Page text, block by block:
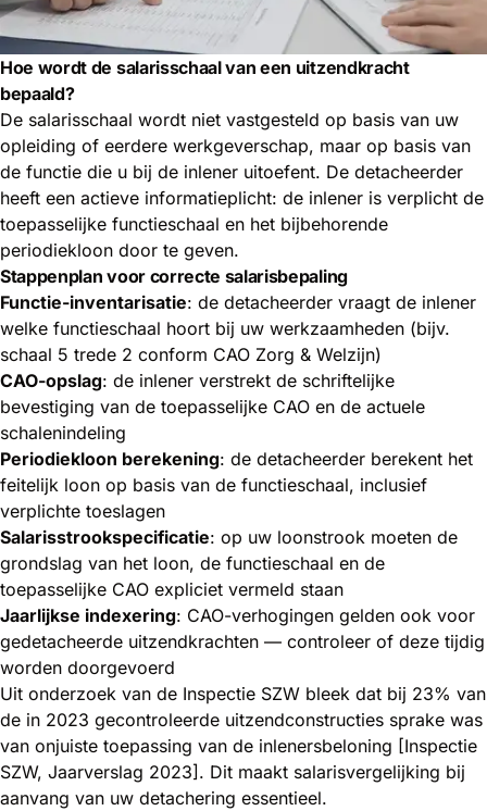
Hoe wordt de salarisschaal van een uitzendkracht
bepaald?
De salarisschaal wordt niet vastgesteld op basis van uw
opleiding of eerdere werkgeverschap, maar op basis van
de functie die u bij de inlener uitoefent. De detacheerder
heeft een actieve informatieplicht: de inlener is verplicht de
toepasselijke functieschaal en het bijbehorende
periodiekloon door te geven.
Stappenplan voor correcte salarisbepaling
Functie-inventarisatie: de detacheerder vraagt de inlener
welke functieschaal hoort bij uw werkzaamheden (bijv.
schaal 5 trede 2 conform CAO Zorg & Welzijn)
CAO-opslag: de inlener verstrekt de schriftelijke
bevestiging van de toepasselijke CAO en de actuele
schalenindeling
Periodiekloon berekening: de detacheerder berekent het
feitelijk loon op basis van de functieschaal, inclusief
verplichte toeslagen
Salarisstrookspecificatie: op uw loonstrook moeten de
grondslag van het loon, de functieschaal en de
toepasselijke CAO expliciet vermeld staan
Jaarlijkse indexering: CAO-verhogingen gelden ook voor
gedetacheerde uitzendkrachten — controleer of deze tijdig
worden doorgevoerd
Uit onderzoek van de Inspectie SZW bleek dat bij 23% van
de in 2023 gecontroleerde uitzendconstructies sprake was
van onjuiste toepassing van de inlenersbeloning [Inspectie
SZW, Jaarverslag 2023]. Dit maakt salarisvergelijking bij
aanvang van uw detachering essentieel.